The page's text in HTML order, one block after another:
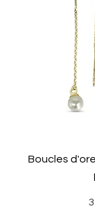
Boucles